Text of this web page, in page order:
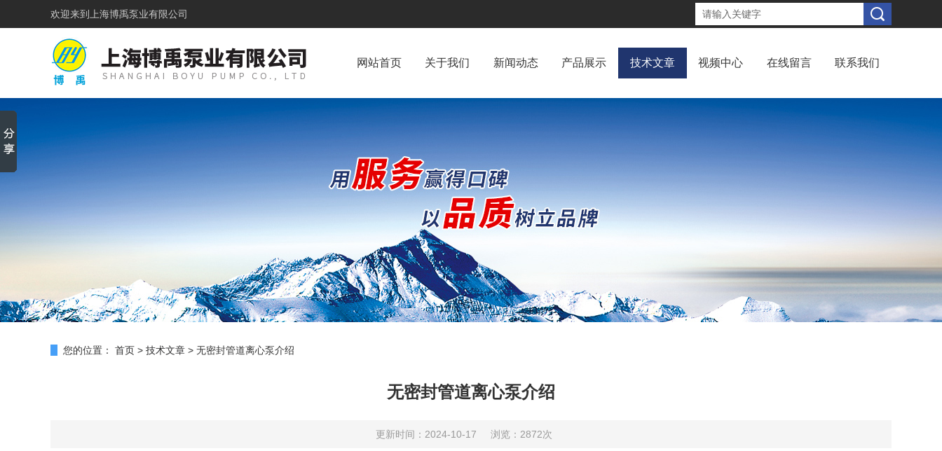
欢迎来到 上海博禹泵业有限公司
网站首页 关于我们 新闻动态 产品展示 技术文章 视频中心 在线留言 联系我们
您的位置： 首页 > 技术文章 > 无密封管道离心泵介绍
无密封管道离心泵介绍
更新时间：2024-10-17 浏览：2872次